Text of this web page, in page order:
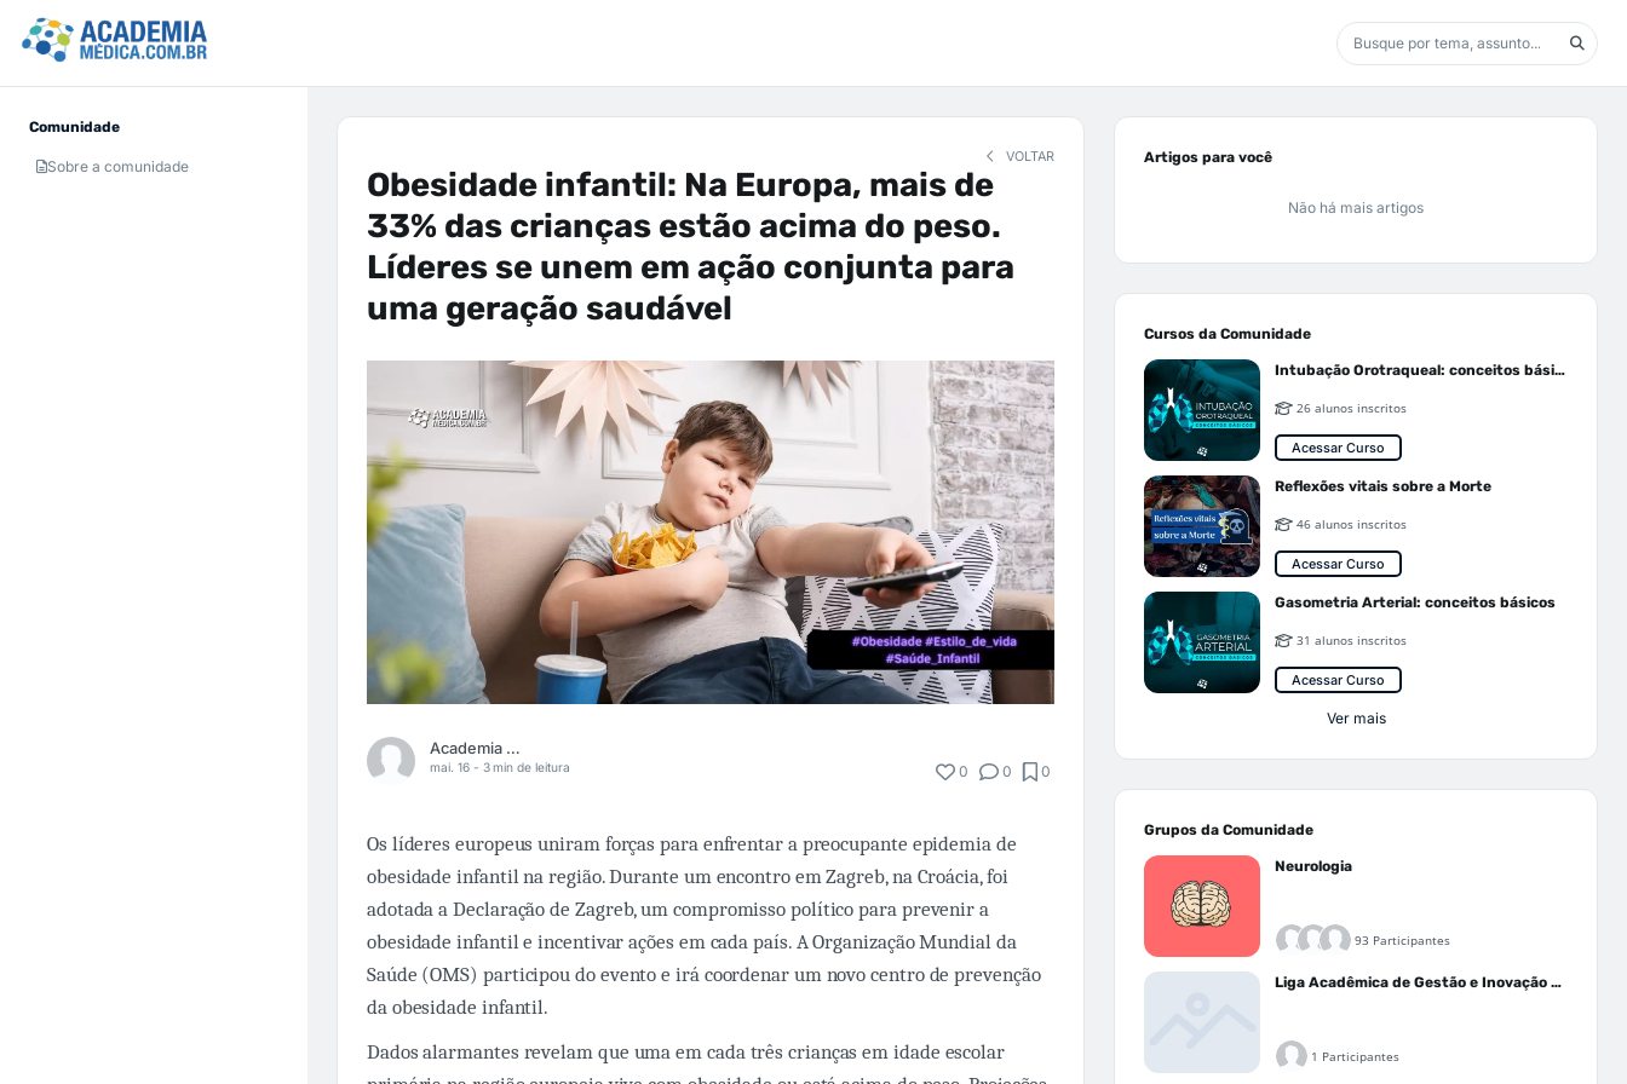
Comunidade
Sobre a comunidade
VOLTAR
Obesidade infantil: Na Europa, mais de
33% das crianças estão acima do peso.
Líderes se unem em ação conjunta para
uma geração saudável
Academia Médica
mai. 16 - 3 min de leitura 0 0 0
Os líderes europeus uniram forças para enfrentar a preocupante epidemia de
obesidade infantil na região. Durante um encontro em Zagreb, na Croácia, foi
adotada a Declaração de Zagreb, um compromisso político para prevenir a
obesidade infantil e incentivar ações em cada país. A Organização Mundial da
Saúde (OMS) participou do evento e irá coordenar um novo centro de prevenção
da obesidade infantil.
Dados alarmantes revelam que uma em cada três crianças em idade escolar
Artigos para você
Não há mais artigos
Cursos da Comunidade
Intubação Orotraqueal: conceitos básicos
26 alunos inscritos
Acessar Curso
Reflexões vitais sobre a Morte
46 alunos inscritos
Acessar Curso
Gasometria Arterial: conceitos básicos
31 alunos inscritos
Acessar Curso
Ver mais
Grupos da Comunidade
Neurologia
93 Participantes
Liga Acadêmica de Gestão e Inovação Médica - LAGIM
1 Participantes